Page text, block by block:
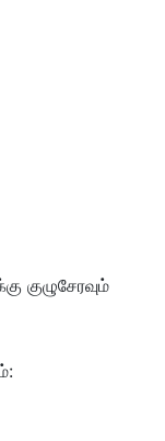
குழுசேரவும்